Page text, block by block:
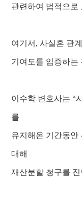
관련하여 법적으로
여기서, 사실혼 관
기여도를 입증하는
이수학 변호사는 “
를
유지해온 기간동안
대해
재산분할 청구를